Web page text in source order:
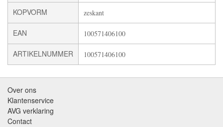
KOPVORM zeskant
EAN 100571406100
ARTIKELNUMMER 100571406100
Over ons
Klantenservice
AVG verklaring
Contact